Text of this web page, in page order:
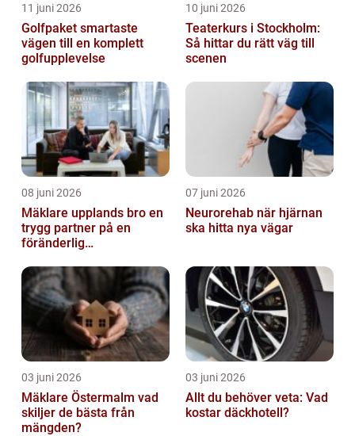
11 juni 2026
Golfpaket smartaste
vägen till en komplett
golfupplevelse
10 juni 2026
Teaterkurs i Stockholm:
Så hittar du rätt väg till
scenen
08 juni 2026
Mäklare upplands bro en
trygg partner på en
föränderlig
07 juni 2026
Neurorehab när hjärnan
ska hitta nya vägar
03 juni 2026
Mäklare Östermalm vad
skiljer de bästa från
mängden?
03 juni 2026
Allt du behöver veta: Vad
kostar däckhotell?